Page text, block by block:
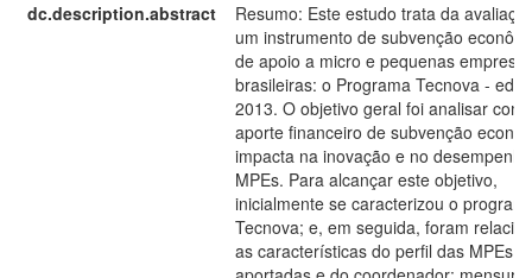
dc.description.abstract
Resumo: Este estudo trata da
um instrumento de subvenção
de apoio a micro e pequenas
brasileiras: o Programa Tecnova -
2013. O objetivo geral foi analisar
aporte financeiro de subvenção
impacta na inovação e no
MPEs. Para alcançar este objetivo,
inicialmente se caracterizou o
Tecnova; e, em seguida, foram
as características do perfil das MPEs